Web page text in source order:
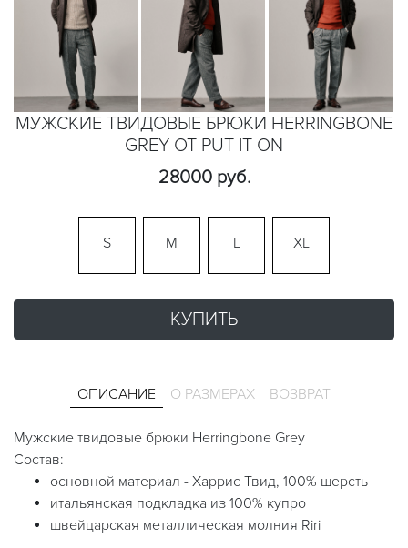
МУЖСКИЕ ТВИДОВЫЕ БРЮКИ HERRINGBONE
GREY ОТ PUT IT ON
28000 руб.
S M L XL
КУПИТЬ
ОПИСАНИЕ О РАЗМЕРАХ ВОЗВРАТ
Мужские твидовые брюки Herringbone Grey
Состав:
основной материал - Харрис Твид, 100% шерсть
итальянская подкладка из 100% купро
швейцарская металлическая молния Riri